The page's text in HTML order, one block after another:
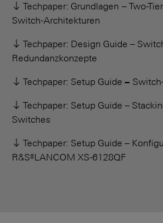
Techpaper: Grundlagen – Two-
Switch-Architekturen
Techpaper: Design Guide –
Redundanzkonzepte
Techpaper: Setup Guide–
Techpaper: Setup Guide –
Switches
Techpaper: Setup Guide –
R&S®LANCOM XS-6128QF